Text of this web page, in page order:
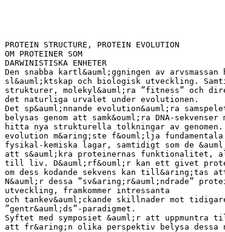
PROTEIN STRUCTURE, PROTEIN EVOLUTION
OM PROTEINER SOM
DARWINISTISKA ENHETER
Den snabba kartl&auml;ggningen av
sl&auml;ktskap och biologisk utveckling.
strukturer, molekyl&auml;ra ”fitness” och
det naturliga urvalet under evolutionen.
Det sp&auml;nnande evolution&auml;ra
belysas genom att samk&ouml;ra DNA-
hitta nya strukturella tolkningar av
evolution m&aring;ste f&ouml;lja fundamentala
fysikal-kemiska lagar, samtidigt som de
att s&auml;kra proteinernas funktionalitet,
till liv. D&auml;rf&ouml;r kan ett givet
om dess kodande sekvens kan till&aring;tas
N&auml;r dessa ”sv&aring;r&auml;ndrade”
utveckling, framkommer intressanta
och tankev&auml;ckande skillnader mot
”gentr&auml;ds”-paradigmet.
Syftet med symposiet &auml;r att uppmuntra
att fr&aring;n olika perspektiv belysa dessa